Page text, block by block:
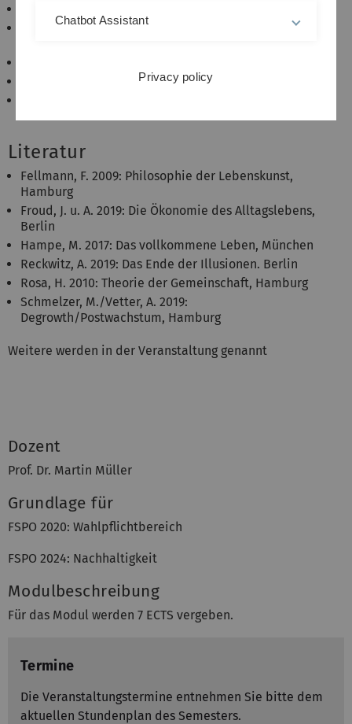
Alternative Narrative einer Nachhaltigen
Über Gemeinschaften
Literatur
Fellmann, F. 2009: Philosophie der Lebenskunst,
Hamburg
Froud, J. u. A. 2019: Die Ökonomie des Alltagslebens,
Berlin
Hampe, M. 2017: Das vollkommene Leben, München
Reckwitz, A. 2019: Das Ende der Illusionen. Berlin
Rosa, H. 2010: Theorie der Gemeinschaft, Hamburg
Schmelzer, M./Vetter, A. 2019:
Degrowth/Postwachstum, Hamburg
Weitere werden in der Veranstaltung genannt
Dozent
Prof. Dr. Martin Müller
Grundlage für
FSPO 2020: Wahlpflichtbereich
FSPO 2024: Nachhaltigkeit
Modulbeschreibung
Für das Modul werden 7 ECTS vergeben.
Termine
Die Veranstaltungstermine entnehmen Sie bitte dem
aktuellen Stundenplan des Semesters.
Chatbot Assistant
Privacy policy